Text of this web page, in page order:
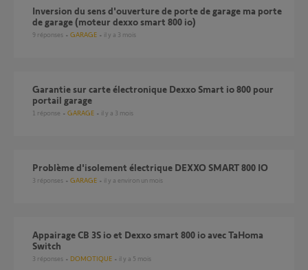
inversion du sens d'ouverture de porte de garage ma porte
de garage (moteur dexxo smart 800 io)
9 réponses GARAGE il y a 3 mois
Garantie sur carte électronique Dexxo Smart io 800 pour
portail garage
1 réponse GARAGE il y a 3 mois
Problème d'isolement électrique DEXXO SMART 800 IO
3 réponses GARAGE il y a environ un mois
Appairage CB 3S io et Dexxo smart 800 io avec TaHoma
Switch
3 réponses DOMOTIQUE il y a 5 mois